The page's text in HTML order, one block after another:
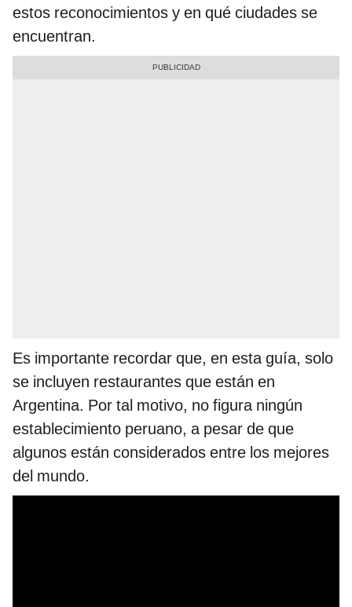
estos reconocimientos y en qué ciudades se
encuentran.
Es importante recordar que, en esta guía, solo
se incluyen restaurantes que están en
Argentina. Por tal motivo, no figura ningún
establecimiento peruano, a pesar de que
algunos están considerados entre los mejores
del mundo.